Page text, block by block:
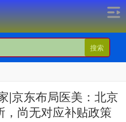
搜索
|京东布局医美：北京
尚无对应补贴政策